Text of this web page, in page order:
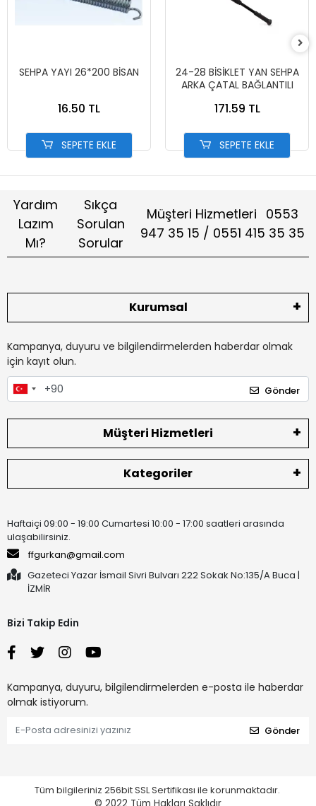
SEHPA YAYI 26*200 BİSAN
16.50 TL
SEPETE EKLE
24-28 BİSİKLET YAN SEHPA
ARKA ÇATAL BAĞLANTILI
171.59 TL
SEPETE EKLE
Yardım
Lazım
Mı?
Sıkça
Sorulan
Sorular
Müşteri Hizmetleri 0553
947 35 15 / 0551 415 35 35
Kurumsal
Kampanya, duyuru ve bilgilendirmelerden haberdar olmak
için kayıt olun.
Gönder
Müşteri Hizmetleri
Kategoriler
Haftaiçi 09:00 - 19:00 Cumartesi 10:00 - 17:00 saatleri arasında
ulaşabilirsiniz.
ffgurkan@gmail.com
Gazeteci Yazar İsmail Sivri Bulvarı 222 Sokak No:135/A Buca |
İZMİR
Bizi Takip Edin
Kampanya, duyuru, bilgilendirmelerden e-posta ile haberdar
olmak istiyorum.
Gönder
Tüm bilgileriniz 256bit SSL Sertifikası ile korunmaktadır.